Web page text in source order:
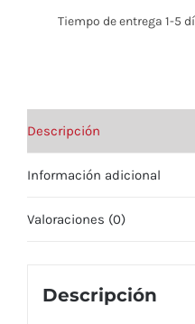
Tiempo de entrega 1-5
Descripción
Información adicional
Valoraciones (0)
Descripción